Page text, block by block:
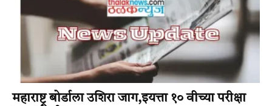
महाराष्ट्र बोर्डाला उशिरा जाग,इयत्ता १० वीच्या परीक्षा